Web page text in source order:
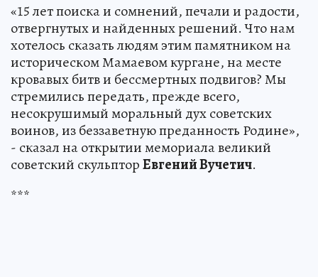
«15 лет поиска и сомнений, печали и радости,
отвергнутых и найденных решений. Что нам
хотелось сказать людям этим памятником на
историческом Мамаевом кургане, на месте
кровавых битв и бессмертных подвигов? Мы
стремились передать, прежде всего,
несокрушимый моральный дух советских
воинов, из беззаветную преданность Родине»,
- сказал на открытии мемориала великий
советский скульпторЕвгений Вучетич.
***